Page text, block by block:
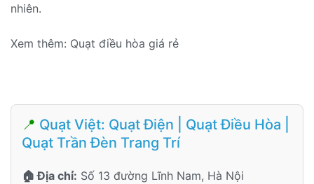
nhiên.
Xem thêm: Quạt điều hòa giá rẻ
📍 Quạt Việt: Quạt Điện | Quạt Điều Hòa |
Quạt Trần Đèn Trang Trí
🏠 Địa chỉ: Số 13 đường Lĩnh Nam, Hà Nội